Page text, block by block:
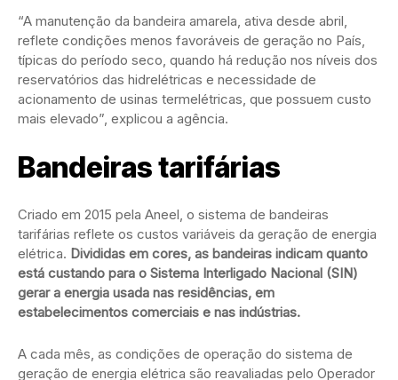
“A manutenção da bandeira amarela, ativa desde abril,
reflete condições menos favoráveis de geração no País,
típicas do período seco, quando há redução nos níveis dos
reservatórios das hidrelétricas e necessidade de
acionamento de usinas termelétricas, que possuem custo
mais elevado”, explicou a agência.
Bandeiras tarifárias
Criado em 2015 pela Aneel, o sistema de bandeiras
tarifárias reflete os custos variáveis da geração de energia
elétrica. Divididas em cores, as bandeiras indicam quanto
está custando para o Sistema Interligado Nacional (SIN)
gerar a energia usada nas residências, em
estabelecimentos comerciais e nas indústrias.
A cada mês, as condições de operação do sistema de
geração de energia elétrica são reavaliadas pelo Operador